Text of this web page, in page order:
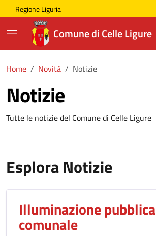
Skip to main content
Comune di Celle Ligure
Regione Liguria
Comune di Celle Ligure
Home Novità Notizie
Notizie
Tutte le notizie del Comune di Celle Ligure
Esplora Notizie
Illuminazione pubblica
comunale